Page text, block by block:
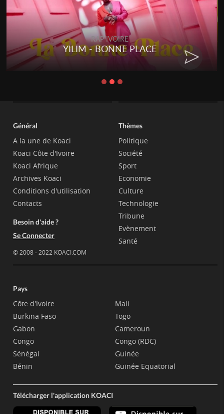
RAP IVOIRE
YILIM - BONNE PLACE
Général
A la une de Koaci
Koaci Côte d'Ivoire
Koaci Afrique
Archives Koaci
Conditions d'utilisation
Contacts
Besoin d'aide ?
Se Connecter
© 2008 - 2022 KOACI.COM
Thèmes
Politique
Société
Sport
Economie
Culture
Technologie
Tribune
Evènement
Santé
Pays
Côte d'Ivoire
Burkina Faso
Gabon
Congo
Sénégal
Bénin
Mali
Togo
Cameroun
Congo (RDC)
Guinée
Guinée Equatorial
Télécharger l'application KOACI